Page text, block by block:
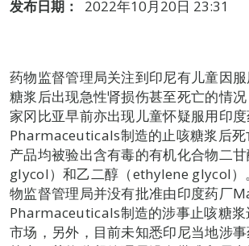
发布日期：
2022年10月20日 23:31
药物监督管理局关注到印尼有儿童因
糖浆后出现急性肾损伤甚至死亡的情
家冈比亚早前亦出现儿童怀疑服用印
Pharmaceuticals制造的止咳糖浆后死
产品均被验出含有毒的有机化合物二
glycol）和乙二醇（ethylene glycol）
物监督管理局并没有批准由印度药厂
Pharmaceuticals制造的涉事止咳糖浆
市场，另外，目前未知悉印尼当地涉